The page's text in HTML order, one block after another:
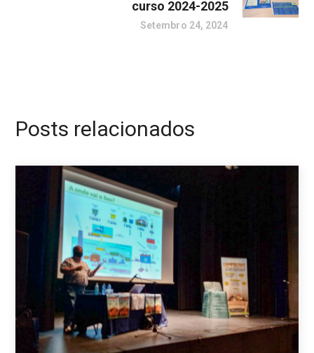
curso 2024-2025
Setembro 24, 2024
Posts relacionados